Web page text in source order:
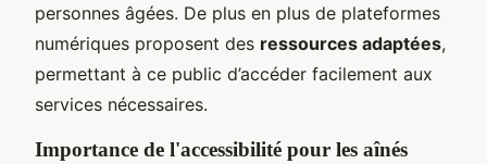
personnes âgées. De plus en plus de plateformes
numériques proposent des ressources adaptées,
permettant à ce public d’accéder facilement aux
services nécessaires.
Importance de l'accessibilité pour les aînés